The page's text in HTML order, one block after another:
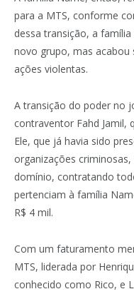
para a MTS, conforme
dessa transição, a
novo grupo, mas acabou
ações violentas.
A transição do poder no
contraventor Fahd Jamil,
Ele, que já havia sido
organizações
domínio, contratando
pertenciam à família
R$ 4 mil.
Com um faturamento
MTS, liderada por
conhecido como Rico, e